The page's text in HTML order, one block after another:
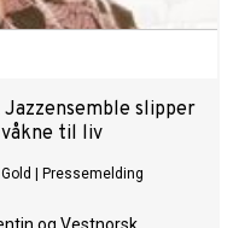
slipper
våkne til liv
Pressemelding